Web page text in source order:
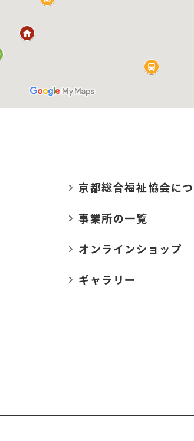
京都総合福祉協会に
事業所の一覧
オンラインショップ
ギャラリー